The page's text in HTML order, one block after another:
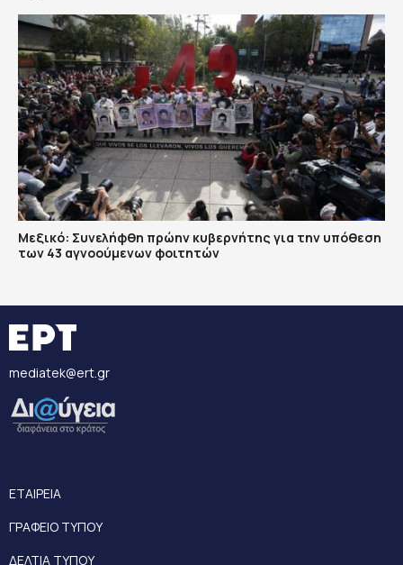
Μεξικό: Συνελήφθη πρώην κυβερνήτης για την υπόθεση
των 43 αγνοούμενων φοιτητών
mediatek@ert.gr
ΕΤΑΙΡΕΙΑ
ΓΡΑΦΕΙΟ ΤΥΠΟΥ
ΔΕΛΤΙΑ ΤΥΠΟΥ